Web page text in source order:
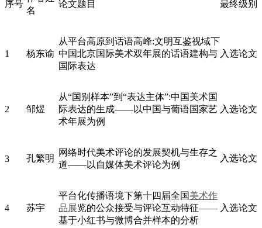
序号
名
论文题目 最终级别
1 杨东谕
从平台高原到话语高峰:文明互鉴视域下
中国北京国际美术双年展的话语建构与
国际表达
入选论文
2 邹煜
从“国别样本”到“表达主体”:中国美术国
际表达的生成——以中国与葡语国家艺
术年展为例
入选论文
3 孔繁明
网络时代美术评论的发展契机与生存之
道——以自媒体美术评论为例
入选论文
4 苏宇
平台化传播语境下第十四届全国美术作
品展览的公众接受与评论互动特征——
基于小红书与微博合并样本的分析
入选论文